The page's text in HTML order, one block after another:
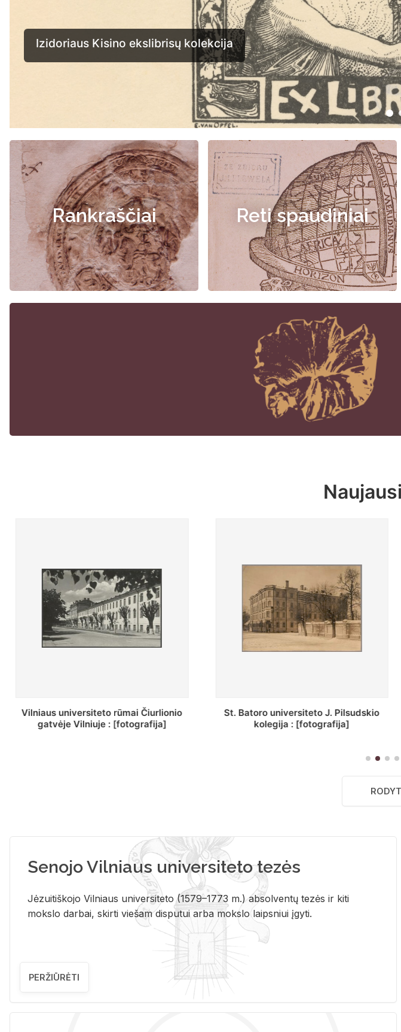
Rankraščiai Reti spaudiniai
St. Batoro universiteto J. Pilsudskio
kolegija : [fotografija]
[Inventorius ir duomenys apie Selcų
bazilijonų vienuolyną, Rečycos pav.]
Senojo Vilniaus universiteto tezės
Jėzuitiškojo Vilniaus universiteto (1579–1773 m.) absolventų tezės ir kiti
mokslo darbai, skirti viešam disputui arba mokslo laipsniui įgyti.
PERŽIŪRĖTI